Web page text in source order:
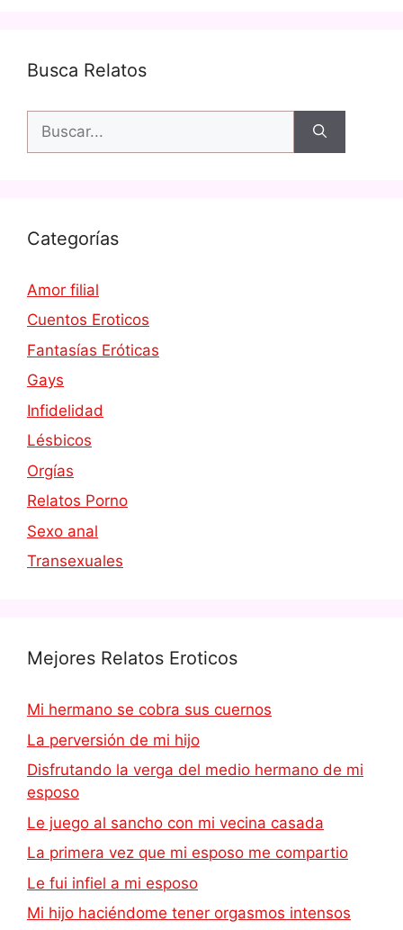
Busca Relatos
Categorías
Amor filial
Cuentos Eroticos
Fantasías Eróticas
Gays
Infidelidad
Lésbicos
Orgías
Relatos Porno
Sexo anal
Transexuales
Mejores Relatos Eroticos
Mi hermano se cobra sus cuernos
La perversión de mi hijo
Disfrutando la verga del medio hermano de mi
esposo
Le juego al sancho con mi vecina casada
La primera vez que mi esposo me compartio
Le fui infiel a mi esposo
Mi hijo haciéndome tener orgasmos intensos